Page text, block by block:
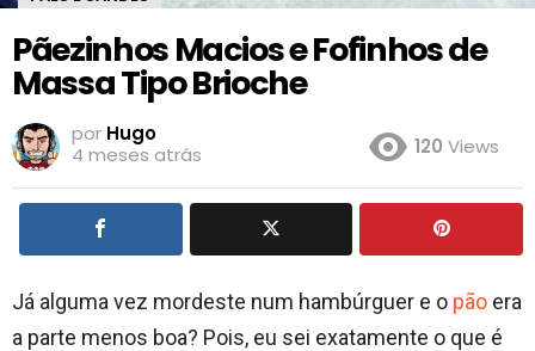
Pãezinhos Macios e Fofinhos de
Massa Tipo Brioche
por Hugo
4 meses atrás
120 Views
Já alguma vez mordeste num hambúrguer e o pão era
a parte menos boa? Pois, eu sei exatamente o que é